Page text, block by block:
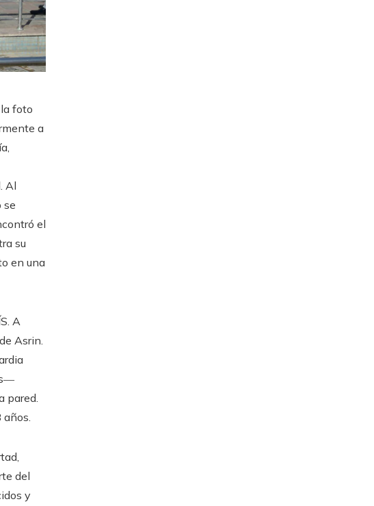
foto
a
Al
se
el
su
en una
A
Asrin.
pared.
del
y